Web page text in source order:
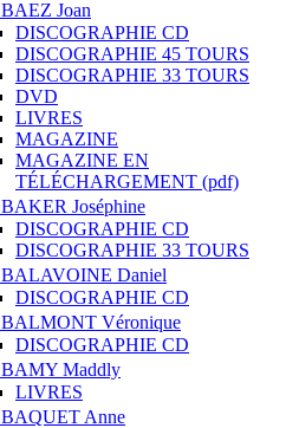
BAEZ Joan
DISCOGRAPHIE CD
DISCOGRAPHIE 45 TOURS
DISCOGRAPHIE 33 TOURS
DVD
LIVRES
MAGAZINE
MAGAZINE EN
TÉLÉCHARGEMENT (pdf)
BAKER Joséphine
DISCOGRAPHIE CD
DISCOGRAPHIE 33 TOURS
BALAVOINE Daniel
DISCOGRAPHIE CD
BALMONT Véronique
DISCOGRAPHIE CD
BAMY Maddly
LIVRES
BAQUET Anne